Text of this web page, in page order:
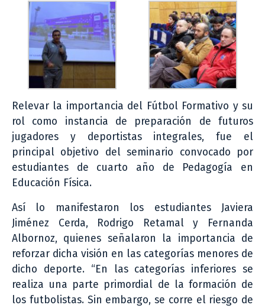
Relevar la importancia del Fútbol Formativo y su
rol como instancia de preparación de futuros
jugadores y deportistas integrales, fue el
principal objetivo del seminario convocado por
estudiantes de cuarto año de Pedagogía en
Educación Física.
Así lo manifestaron los estudiantes Javiera
Jiménez Cerda, Rodrigo Retamal y Fernanda
Albornoz, quienes señalaron la importancia de
reforzar dicha visión en las categorías menores de
dicho deporte. “En las categorías inferiores se
realiza una parte primordial de la formación de
los futbolistas. Sin embargo, se corre el riesgo de